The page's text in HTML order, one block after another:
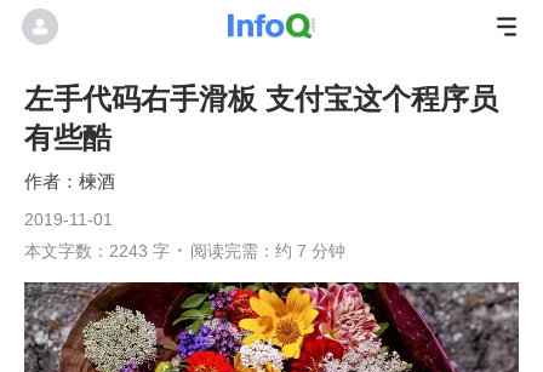
左手代码右手滑板 支付宝这个程序员
有些酷
楝酒
2019-11-01
本文字数：2243 字
阅读完需：约 7 分钟